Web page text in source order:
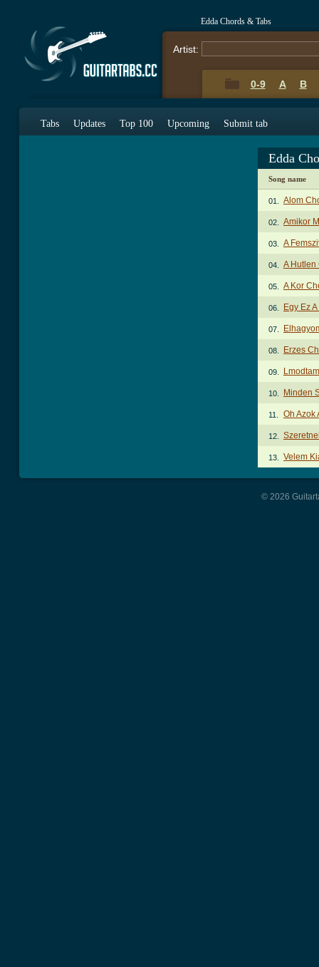
Edda Chords & Tabs
Artist:
0-9 A B
Tabs Updates Top 100 Upcoming Submit tab
Edda
Song name
01. Alom
02. Amikor
03. A
04. A Hutlen
05. A Kor
06. Egy Ez
07.
08. Erzes
09.
10. Minden
11. Oh Azok
12.
13. Velem
© 2026